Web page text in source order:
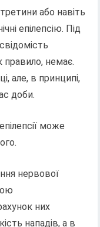
або навіть
епілепсію. Під
правило, немає.
але, в принципі,
доби.
може
нервової
них
нападів, а в